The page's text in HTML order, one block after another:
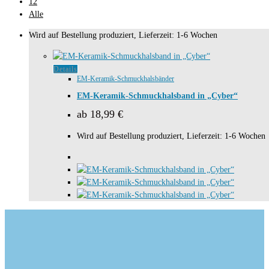
Alle
Wird auf Bestellung produziert, Lieferzeit: 1-6 Wochen
Details
Produkt
weist
Varianten
auf.
können
auf
der
EM-Keramik-Schmuckhalsbänder
EM-Keramik-Schmuckhalsband in „Cyber“
ab 18,99 €
Wird auf Bestellung produziert, Lieferzeit: 1-6 Wochen